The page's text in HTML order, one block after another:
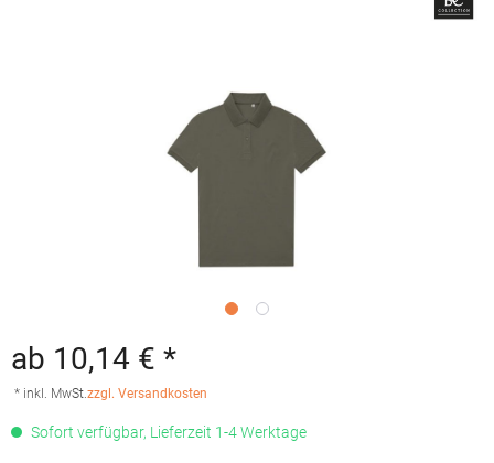
ab 10,14 € *
* inkl. MwSt.zzgl. Versandkosten
Sofort verfügbar, Lieferzeit 1-4 Werktage